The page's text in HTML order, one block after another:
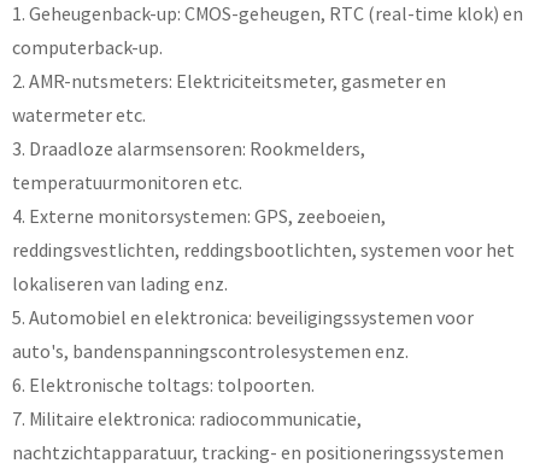
1. Geheugenback-up: CMOS-geheugen, RTC (real-time klok) en
computerback-up.
2. AMR-nutsmeters: Elektriciteitsmeter, gasmeter en
watermeter etc.
3. Draadloze alarmsensoren: Rookmelders,
temperatuurmonitoren etc.
4. Externe monitorsystemen: GPS, zeeboeien,
reddingsvestlichten, reddingsbootlichten, systemen voor het
lokaliseren van lading enz.
5. Automobiel en elektronica: beveiligingssystemen voor
auto's, bandenspanningscontrolesystemen enz.
6. Elektronische toltags: tolpoorten.
7. Militaire elektronica: radiocommunicatie,
nachtzichtapparatuur, tracking- en positioneringssystemen